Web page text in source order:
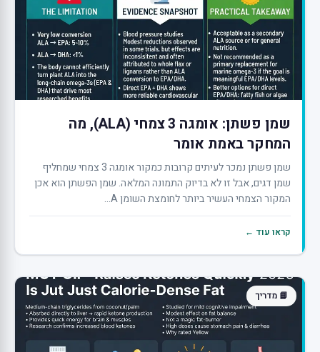
שמן פשתן: אומגה 3 צמחי (ALA), מה
המחקר באמת אומר
שמן פשתן נמכר לעיתים קרובות כמקור אומגה 3 צמחי שמחליף
שמן דגים, אבל זו לא בדיוק התמונה המלאה. שמן הפשתן הוא אכן
המקור הצמחי העשיר ביותר לחומצת השומן A...
קראו עוד ←
📘 מדריך